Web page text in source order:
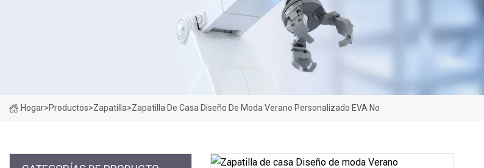
Hogar>Productos>Zapatilla>Zapatilla De Casa Diseño De Moda Verano Personalizado EVA No